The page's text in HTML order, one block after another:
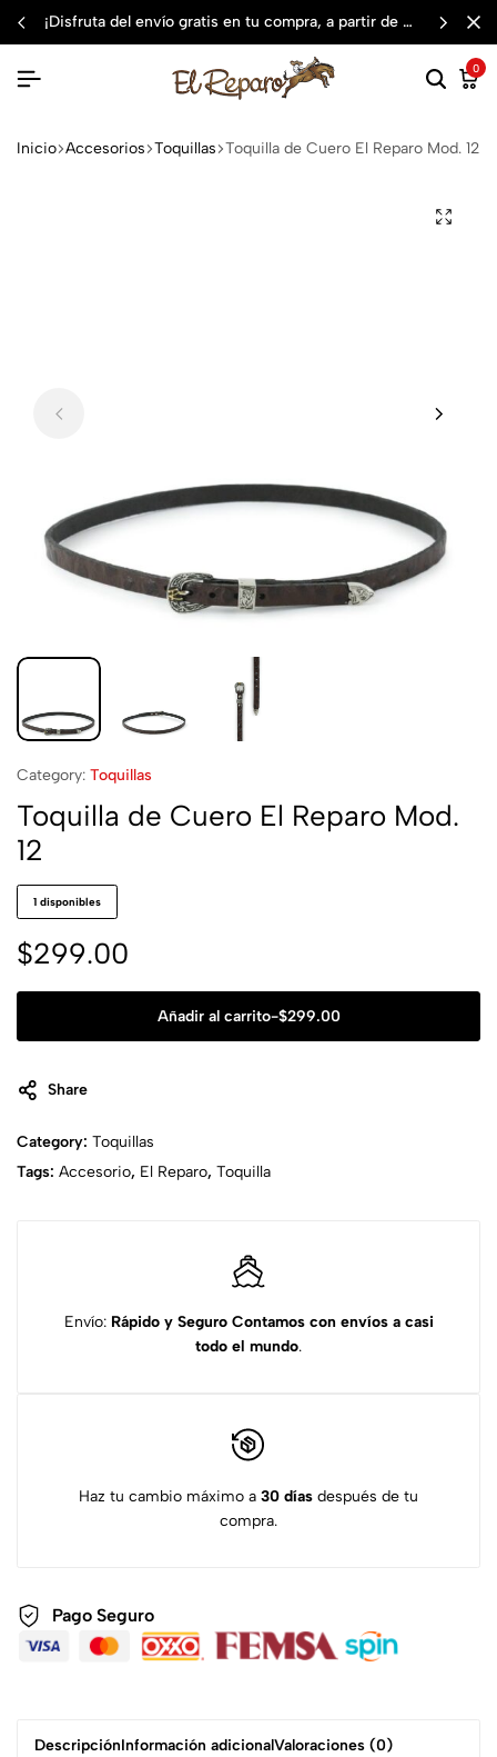
¡disfruta del envío gratis en tu compra, a partir de $3,000 mxn
0
Inicio Accesorios Toquillas Toquilla de Cuero El Reparo Mod. 12
Category: Toquillas
Toquilla de Cuero El Reparo Mod.
12
1 disponibles
$299.00
Añadir al carrito-$299.00
Share
Category: Toquillas
Tags: Accesorio, El Reparo, Toquilla
Envío: Rápido y Seguro Contamos con envíos a casi
todo el mundo.
Haz tu cambio máximo a 30 días después de tu
compra.
Pago Seguro
DescripciónInformación adicionalValoraciones (0)